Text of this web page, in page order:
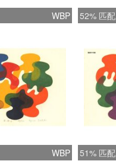
WBP 52% 匹
WBP 51% 匹